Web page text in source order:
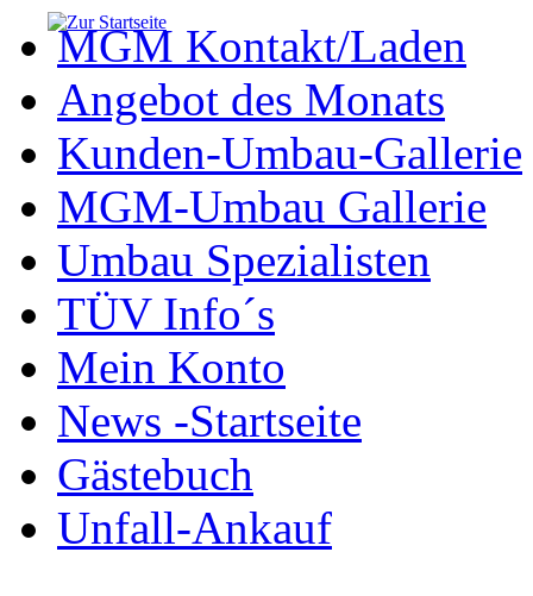
MGM Kontakt/Laden
Angebot des Monats
Kunden-Umbau-Gallerie
MGM-Umbau Gallerie
Umbau Spezialisten
TÜV Info´s
Mein Konto
News -Startseite
Gästebuch
Unfall-Ankauf